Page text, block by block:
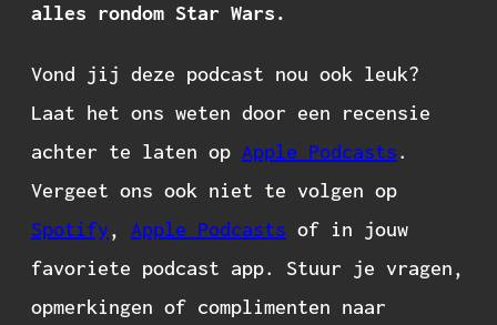
alles rondom Star Wars.
Vond jij deze podcast nou ook leuk?
Laat het ons weten door een recensie
achter te laten op Apple Podcasts.
Vergeet ons ook niet te volgen op
Spotify, Apple Podcasts of in jouw
favoriete podcast app. Stuur je vragen,
opmerkingen of complimenten naar